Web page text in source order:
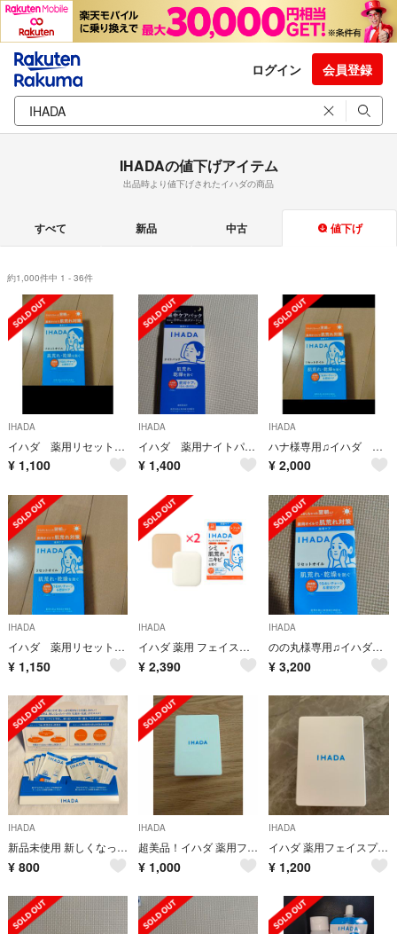
ログイン 会員登録
IHADAの値下げアイテム
出品時より値下げされたイハダの商品
すべて 新品 中古 値下げ
約1,000件中 1 - 36件
IHADA
イハダ 薬用リセットオイル
¥ 1,100
IHADA
イハダ 薬用ナイトパック
¥ 1,400
IHADA
ハナ様専用♫イハダ 薬用リセットオイル✕２点
¥ 2,000
IHADA
イハダ 薬用リセットオイル
¥ 1,150
IHADA
イハダ 薬用 フェイスプロテクトパウダー ihada ファンデーション
¥ 2,390
IHADA
のの丸様専用♫イハダ 薬用リセットオイル✕3点
¥ 3,200
IHADA
新品未使用 新しくなった IHADAの化粧水・乳液 3日分トライアルセット
¥ 800
IHADA
超美品！イハダ 薬用フェイスプロテクトパウダー(9g)
¥ 1,000
IHADA
イハダ 薬用フェイスプロテクトパウダー(9g)
¥ 1,200